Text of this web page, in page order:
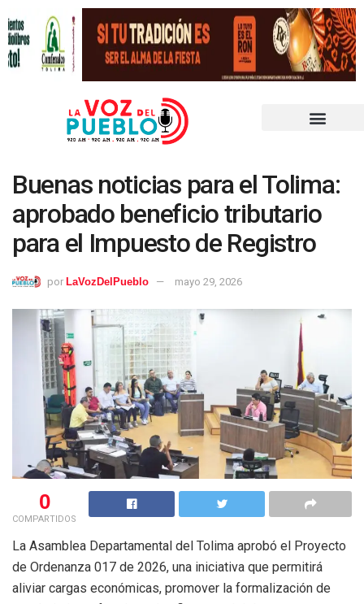
Buenas noticias para el Tolima:
aprobado beneficio tributario
para el Impuesto de Registro
por LaVozDelPueblo mayo 29, 2026
0
COMPARTIDOS
La Asamblea Departamental del Tolima aprobó el Proyecto
de Ordenanza 017 de 2026, una iniciativa que permitirá
aliviar cargas económicas, promover la formalización de